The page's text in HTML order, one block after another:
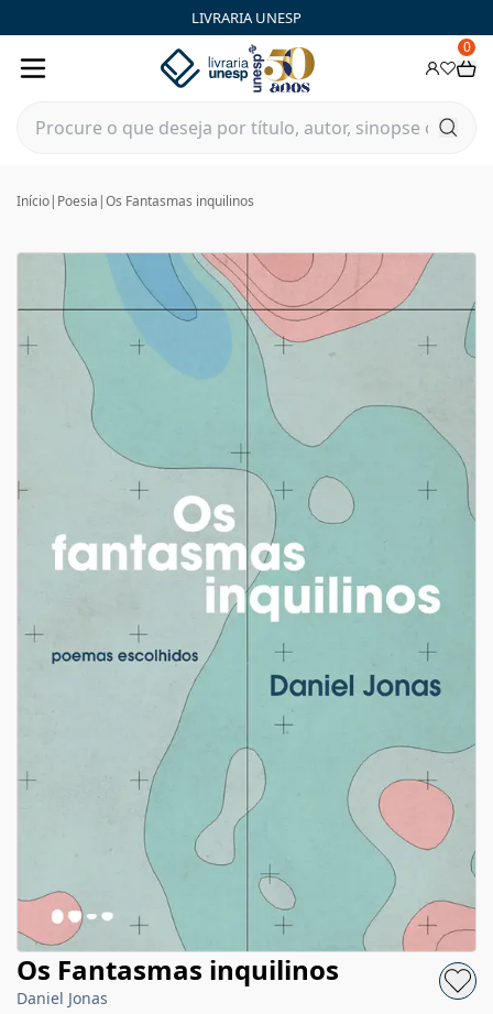
LIVRARIA UNESP
0
Início| Poesia |Os Fantasmas inquilinos
Os Fantasmas inquilinos
Daniel Jonas